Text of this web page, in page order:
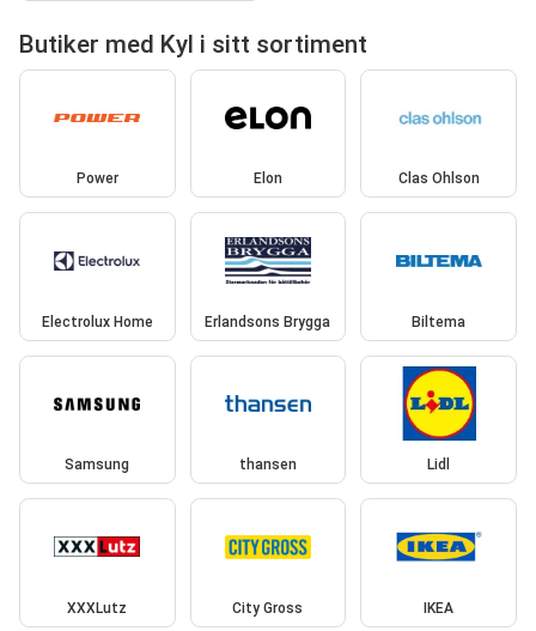
Butiker med Kyl i sitt sortiment
Power Elon Clas Ohlson
Electrolux Home Erlandsons Brygga Biltema
Samsung thansen Lidl
XXXLutz City Gross IKEA